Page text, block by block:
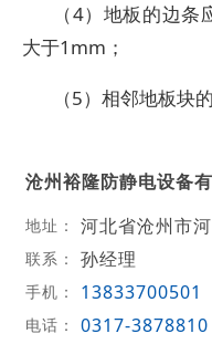
（4）地板的边
大于1mm；
（5）相邻地板块
沧州裕隆防静电设备
地址： 河北省沧州市
联系： 孙经理
手机： 13833700501
电话： 0317-3878810